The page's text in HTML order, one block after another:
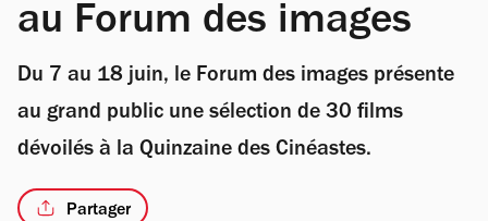
au Forum des images
Du 7 au 18 juin, le Forum des images présente
au grand public une sélection de 30 films
dévoilés à la Quinzaine des Cinéastes.
Partager